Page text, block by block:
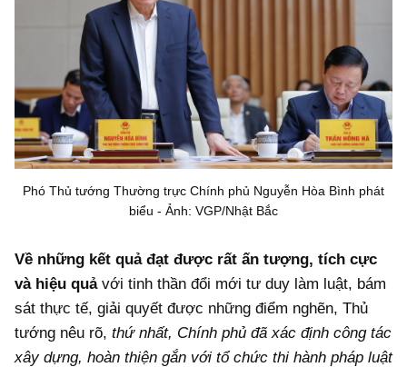
Phó Thủ tướng Thường trực Chính phủ Nguyễn Hòa Bình phát
biểu - Ảnh: VGP/Nhật Bắc
Về những kết quả đạt được rất ấn tượng, tích cực
và hiệu quả với tinh thần đổi mới tư duy làm luật, bám
sát thực tế, giải quyết được những điểm nghẽn, Thủ
tướng nêu rõ, thứ nhất, Chính phủ đã xác định công tác
xây dựng, hoàn thiện gắn với tổ chức thi hành pháp luật